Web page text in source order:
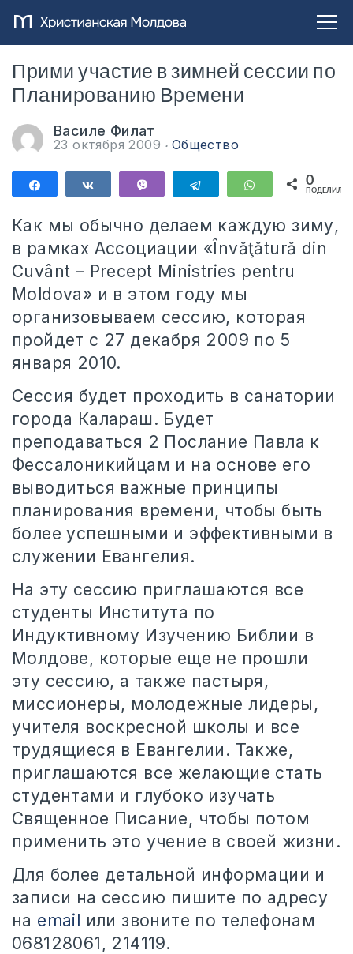
Прими участие в зимней сессии по
Планированию Времени
Василе Филат
23 октября 2009 Общество
ПоделитьсяПоделиться Telegram WhatsApp
0
Как мы обычно делаем каждую зиму,
в рамках Ассоциации «Învăţătură din
Cuvânt – Precept Ministries pentru
Moldova» и в этом году мы
организовываем сессию, которая
пройдет с 27 декабря 2009 по 5
января 2010.
Сессия будет проходить в санатории
города Калараш. Будет
преподаваться 2 Послание Павла к
Фессалоникийцам и на основе его
выводиться важные принципы
планирования времени, чтобы быть
более успешными и эффективными в
служении Евангелия.
На эту сессию приглашаются все
студенты Института по
Индуктивному Изучению Библии в
Молдове, которые еще не прошли
эту сессию, а также пастыря,
миссионеры, молодежные лидеры,
учителя воскресной школы и все
трудящиеся в Евангелии. Также,
приглашаются все желающие стать
студентами и глубоко изучать
Священное Писание, чтобы потом
применить это учение в своей жизни.
Для более детальной информации и
записи на сессию пишите по адресу
на email или звоните по телефонам
068128061, 214119.